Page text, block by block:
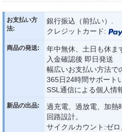
お支払い方
法:
銀行振込（前払い）.
クレジットカード:
商品の発送:
年中無休、土日も休ま
入金確認後 即日発送
幅広いお支払い方法で
365日24時間サポート
SSL通信による個人情
新品の出品:
過充電、過放電、加熱
回路設計。
サイクルカウント:ゼロ